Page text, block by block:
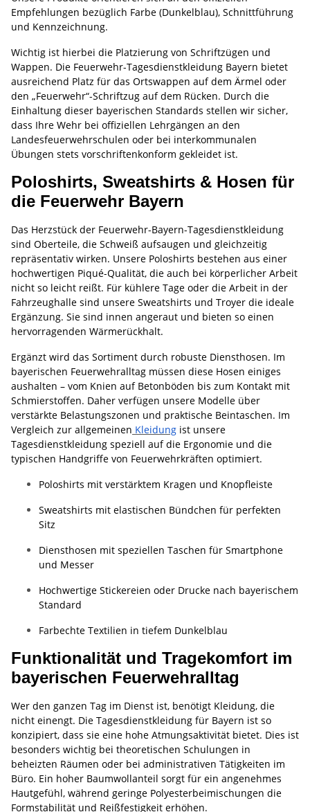
Empfehlungen bezüglich Farbe (Dunkelblau), Schnittführung
und Kennzeichnung.
Wichtig ist hierbei die Platzierung von Schriftzügen und
Wappen. Die Feuerwehr-Tagesdienstkleidung Bayern bietet
ausreichend Platz für das Ortswappen auf dem Ärmel oder
den „Feuerwehr“-Schriftzug auf dem Rücken. Durch die
Einhaltung dieser bayerischen Standards stellen wir sicher,
dass Ihre Wehr bei offiziellen Lehrgängen an den
Landesfeuerwehrschulen oder bei interkommunalen
Übungen stets vorschriftenkonform gekleidet ist.
Poloshirts, Sweatshirts & Hosen für
die Feuerwehr Bayern
Das Herzstück der Feuerwehr-Bayern-Tagesdienstkleidung
sind Oberteile, die Schweiß aufsaugen und gleichzeitig
repräsentativ wirken. Unsere Poloshirts bestehen aus einer
hochwertigen Piqué-Qualität, die auch bei körperlicher Arbeit
nicht so leicht reißt. Für kühlere Tage oder die Arbeit in der
Fahrzeughalle sind unsere Sweatshirts und Troyer die ideale
Ergänzung. Sie sind innen angeraut und bieten so einen
hervorragenden Wärmerückhalt.
Ergänzt wird das Sortiment durch robuste Diensthosen. Im
bayerischen Feuerwehralltag müssen diese Hosen einiges
aushalten – vom Knien auf Betonböden bis zum Kontakt mit
Schmierstoffen. Daher verfügen unsere Modelle über
verstärkte Belastungszonen und praktische Beintaschen. Im
Vergleich zur allgemeinen Kleidung ist unsere
Tagesdienstkleidung speziell auf die Ergonomie und die
typischen Handgriffe von Feuerwehrkräften optimiert.
Poloshirts mit verstärktem Kragen und Knopfleiste
Sweatshirts mit elastischen Bündchen für perfekten
Sitz
Diensthosen mit speziellen Taschen für Smartphone
und Messer
Hochwertige Stickereien oder Drucke nach bayerischem
Standard
Farbechte Textilien in tiefem Dunkelblau
Funktionalität und Tragekomfort im
bayerischen Feuerwehralltag
Wer den ganzen Tag im Dienst ist, benötigt Kleidung, die
nicht einengt. Die Tagesdienstkleidung für Bayern ist so
konzipiert, dass sie eine hohe Atmungsaktivität bietet. Dies ist
besonders wichtig bei theoretischen Schulungen in
beheizten Räumen oder bei administrativen Tätigkeiten im
Büro. Ein hoher Baumwollanteil sorgt für ein angenehmes
Hautgefühl, während geringe Polyesterbeimischungen die
Formstabilität und Reißfestigkeit erhöhen.